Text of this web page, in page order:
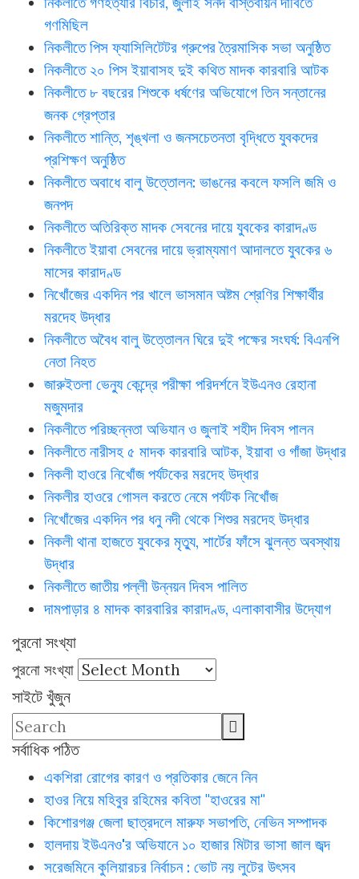
গণমিছিল
নিকলীতে পিস ফ্যাসিলিটেটর গ্রুপের ত্রৈমাসিক সভা অনুষ্ঠিত
নিকলীতে ২০ পিস ইয়াবাসহ দুই কথিত মাদক কারবারি আটক
নিকলীতে ৮ বছরের শিশুকে ধর্ষণের অভিযোগে তিন সন্তানের
জনক গ্রেপ্তার
নিকলীতে শান্তি, শৃঙ্খলা ও জনসচেতনতা বৃদ্ধিতে যুবকদের
প্রশিক্ষণ অনুষ্ঠিত
নিকলীতে অবাধে বালু উত্তোলন: ভাঙনের কবলে ফসলি জমি ও
জনপদ
নিকলীতে অতিরিক্ত মাদক সেবনের দায়ে যুবকের কারাদণ্ড
নিকলীতে ইয়াবা সেবনের দায়ে ভ্রাম্যমাণ আদালতে যুবকের ৬
মাসের কারাদণ্ড
নিখোঁজের একদিন পর খালে ভাসমান অষ্টম শ্রেণির শিক্ষার্থীর
মরদেহ উদ্ধার
নিকলীতে অবৈধ বালু উত্তোলন ঘিরে দুই পক্ষের সংঘর্ষ: বিএনপি
নেতা নিহত
জারুইতলা ভেন্যু কেন্দ্রে পরীক্ষা পরিদর্শনে ইউএনও রেহানা
মজুমদার
নিকলীতে পরিচ্ছন্নতা অভিযান ও জুলাই শহীদ দিবস পালন
নিকলীতে নারীসহ ৫ মাদক কারবারি আটক, ইয়াবা ও গাঁজা উদ্ধার
নিকলী হাওরে নিখোঁজ পর্যটকের মরদেহ উদ্ধার
নিকলীর হাওরে গোসল করতে নেমে পর্যটক নিখোঁজ
নিখোঁজের একদিন পর ধনু নদী থেকে শিশুর মরদেহ উদ্ধার
নিকলী থানা হাজতে যুবকের মৃত্যু, শার্টের ফাঁসে ঝুলন্ত অবস্থায়
উদ্ধার
নিকলীতে জাতীয় পল্লী উন্নয়ন দিবস পালিত
দামপাড়ার ৪ মাদক কারবারির কারাদণ্ড, এলাকাবাসীর উদ্যোগ
পুরনো সংখ্যা
পুরনো সংখ্যা
সাইটে খুঁজুন
সর্বাধিক পঠিত
একশিরা রোগের কারণ ও প্রতিকার জেনে নিন
হাওর নিয়ে মহিবুর রহিমের কবিতা "হাওরের মা"
কিশোরগঞ্জ জেলা ছাত্রদলে মারুফ সভাপতি, নেভিন সম্পাদক
হালদায় ইউএনও'র অভিযানে ১০ হাজার মিটার ভাসা জাল জব্দ
সরেজমিনে কুলিয়ারচর নির্বাচন : ভোট নয় লুটের উৎসব